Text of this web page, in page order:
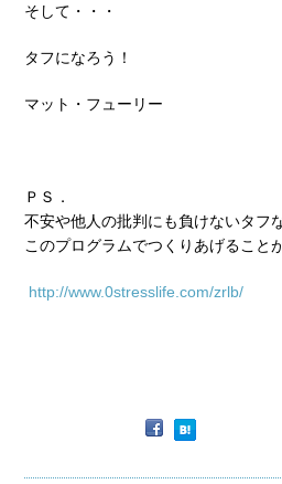
そして・・・
タフになろう！
マット・フューリー
ＰＳ．
不安や他人の批判にも負けないタフ
このプログラムでつくりあげること
http://www.0stresslife.com/zrlb/